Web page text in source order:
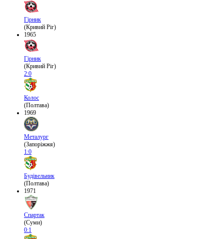
Гірник
(Кривий Ріг)
1965
Гірник
(Кривий Ріг)
2:0
Колос
(Полтава)
1969
Металург
(Запоріжжя)
1:0
Будівельник
(Полтава)
1971
Спартак
(Суми)
0:1